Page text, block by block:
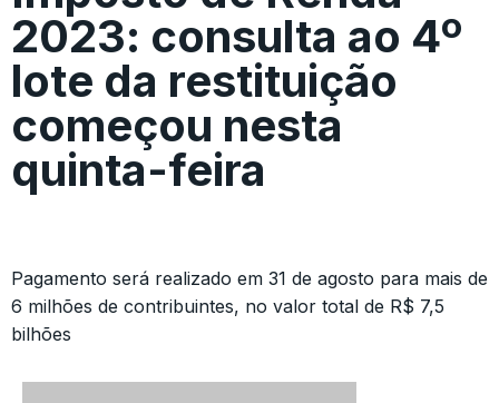
2023: consulta ao 4º
lote da restituição
começou nesta
quinta-feira
Pagamento será realizado em 31 de agosto para mais de
6 milhões de contribuintes, no valor total de R$ 7,5
bilhões